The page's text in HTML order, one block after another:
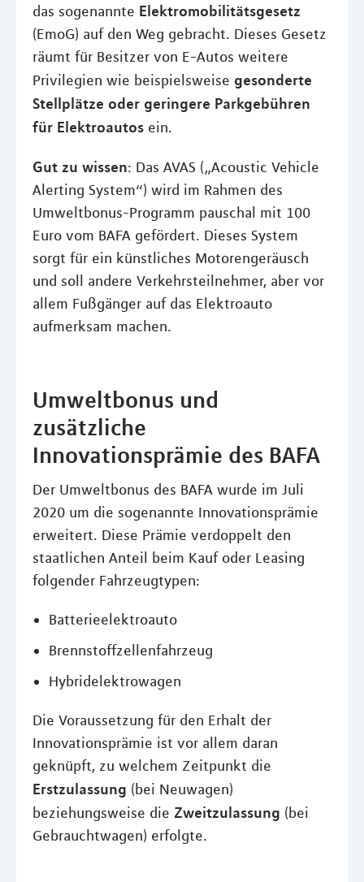
das sogenannte Elektromobilitätsgesetz
(EmoG) auf den Weg gebracht. Dieses Gesetz
räumt für Besitzer von E-Autos weitere
Privilegien wie beispielsweise gesonderte
Stellplätze oder geringere Parkgebühren
für Elektroautos ein.
Gut zu wissen: Das AVAS („Acoustic Vehicle
Alerting System“) wird im Rahmen des
Umweltbonus-Programm pauschal mit 100
Euro vom BAFA gefördert. Dieses System
sorgt für ein künstliches Motorengeräusch
und soll andere Verkehrsteilnehmer, aber vor
allem Fußgänger auf das Elektroauto
aufmerksam machen.
Umweltbonus und
zusätzliche
Innovationsprämie des BAFA
Der Umweltbonus des BAFA wurde im Juli
2020 um die sogenannte Innovationsprämie
erweitert. Diese Prämie verdoppelt den
staatlichen Anteil beim Kauf oder Leasing
folgender Fahrzeugtypen:
Batterieelektroauto
Brennstoffzellenfahrzeug
Hybridelektrowagen
Die Voraussetzung für den Erhalt der
Innovationsprämie ist vor allem daran
geknüpft, zu welchem Zeitpunkt die
Erstzulassung (bei Neuwagen)
beziehungsweise die Zweitzulassung (bei
Gebrauchtwagen) erfolgte.